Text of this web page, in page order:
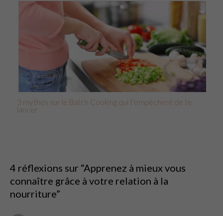
3 mythes sur le Batch Cooking qui t’empêchent de te
lancer
4 réflexions sur “Apprenez à mieux vous
connaître grâce à votre relation à la
nourriture”